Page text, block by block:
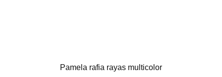
Pamela rafia rayas multicolor